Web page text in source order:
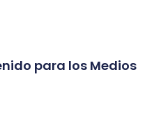
para los Medios